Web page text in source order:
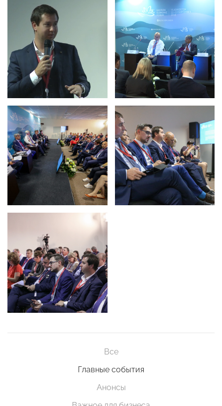
Все
Главные события
Анонсы